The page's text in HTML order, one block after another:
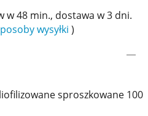
w 48 min., dostawa w​​ 3 dni.
wysyłki )
sproszkowane 100